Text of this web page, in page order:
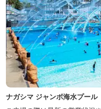
ナガシマ ジャンボ海水プール